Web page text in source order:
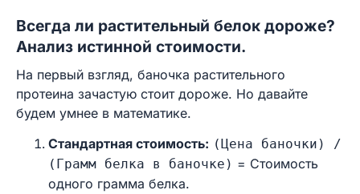
Всегда ли растительный белок дороже?
Анализ истинной стоимости.
На первый взгляд, баночка растительного
протеина зачастую стоит дороже. Но давайте
будем умнее в математике.
Стандартная стоимость: (Цена баночки) /
(Грамм белка в баночке) = Стоимость
одного грамма белка.